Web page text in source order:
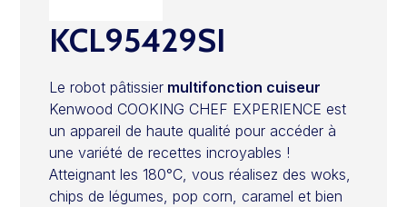
KCL95429SI
Le robot pâtissier multifonction cuiseur
Kenwood COOKING CHEF EXPERIENCE est
un appareil de haute qualité pour accéder à
une variété de recettes incroyables !
Atteignant les 180°C, vous réalisez des woks,
chips de légumes, pop corn, caramel et bien